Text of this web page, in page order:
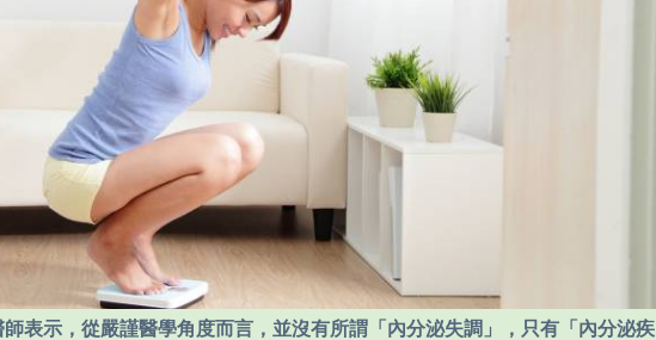
表示，從嚴謹醫學角度而言，並沒有所謂「內分泌失調」，只有「內分泌疾